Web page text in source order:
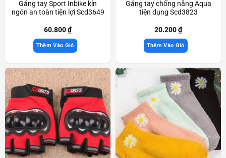
Găng tay Sport Inbike kín
ngón an toàn tiện lợi Scd3649
60.800₫
Thêm Vào Giỏ
Găng tay chống nắng Aqua
tiện dụng Scd3823
20.200₫
Thêm Vào Giỏ